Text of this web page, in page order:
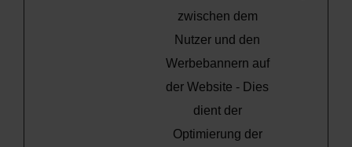
zwischen dem
Nutzer und den
Werbebannern auf
der Website - Dies
dient der
Optimierung der